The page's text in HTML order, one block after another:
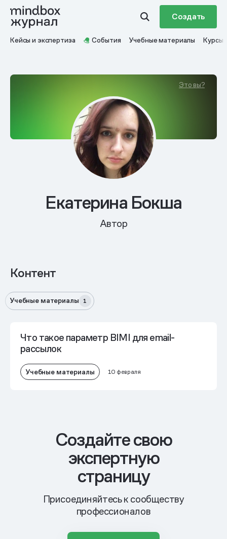
Создать
Кейсы и экспертиза События Учебные материалы Курсы
Это вы?
Екатерина Бокша
Автор
Контент
Учебные материалы 1
Что такое параметр BIMI для email-
рассылок
Учебные материалы 10 февраля
Cоздайте свою
экспертную
страницу
Присоединяйтесь к сообществу
профессионалов